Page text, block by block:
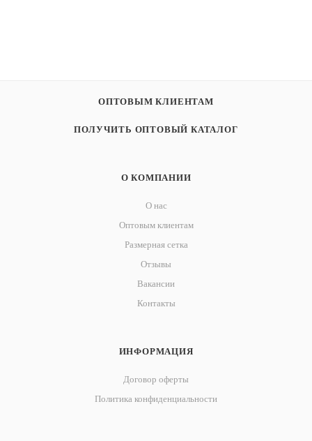
ОПТОВЫМ КЛИЕНТАМ
ПОЛУЧИТЬ ОПТОВЫЙ КАТАЛОГ
О КОМПАНИИ
О нас
Оптовым клиентам
Размерная сетка
Отзывы
Вакансии
Контакты
ИНФОРМАЦИЯ
Договор оферты
Политика конфиденциальности